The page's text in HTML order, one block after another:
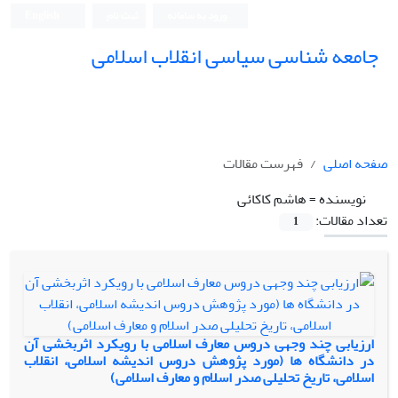
جامعه شناسی سیاسی انقلاب اسلامی
صفحه اصلی
فهرست مقالات
نویسنده =هاشم کاکائی
تعداد مقالات:
1
ارزیابی چند وجهی دروس معارف اسلامی با رویکرد اثربخشی آن
در دانشگاه ها (مورد پژوهش دروس اندیشه اسلامی، انقلاب
اسلامی، تاریخ تحلیلی صدر اسلام و معارف اسلامی)